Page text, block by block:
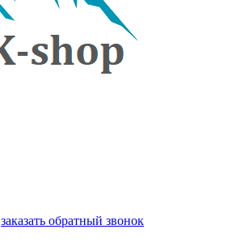
заказать обратный звонок